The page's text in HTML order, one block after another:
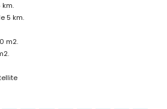
église (Portal de la Vila, Denia), château
monument (Pueblo de Denia), bâtiment
et lieu historique (Histórico de Denia)
l'hébergement)
Javea) (à moins de 10 kilomètres de
escalade, canoë, kayak, pêche,
km.
5 km.
m2.